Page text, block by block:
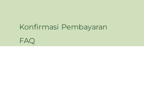
Konfirmasi Pembayaran
FAQ